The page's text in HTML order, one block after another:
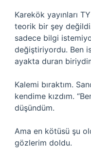
Karekök yayınları
teorik bir şey
sadece bilgi
değiştiriyordu. Ben
ayakta duran
Kalemi bıraktım.
kendime kızdım.
düşündüm.
Ama en kötüsü şu
gözlerim doldu.